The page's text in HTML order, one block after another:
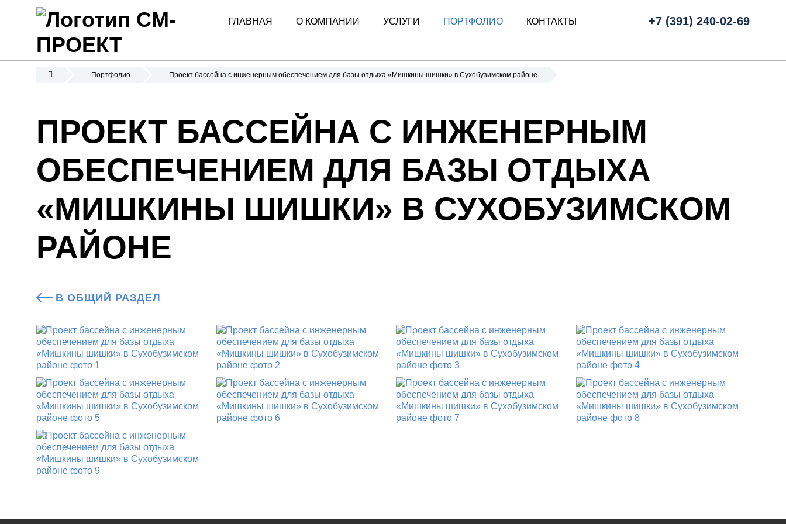
ГЛАВНАЯ О КОМПАНИИ УСЛУГИ ПОРТФОЛИО КОНТАКТЫ +7 (391) 240-02-69
Портфолио Проект бассейна с инженерным обеспечением для базы отдыха «Мишкины шишки» в Сухобузимском районе
ПРОЕКТ БАССЕЙНА С ИНЖЕНЕРНЫМ
ОБЕСПЕЧЕНИЕМ ДЛЯ БАЗЫ ОТДЫХА
«МИШКИНЫ ШИШКИ» В СУХОБУЗИМСКОМ
РАЙОНЕ
В ОБЩИЙ РАЗДЕЛ